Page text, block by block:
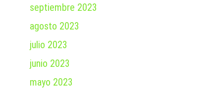
septiembre 2023
agosto 2023
julio 2023
junio 2023
mayo 2023